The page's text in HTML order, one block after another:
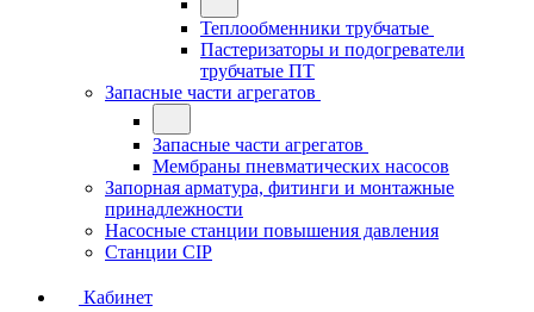
Теплообменники трубчатые
Пастеризаторы и подогреватели
трубчатые ПТ
Запасные части агрегатов
Запасные части агрегатов
Мембраны пневматических насосов
Запорная арматура, фитинги и монтажные
принадлежности
Насосные станции повышения давления
Станции CIP
Кабинет